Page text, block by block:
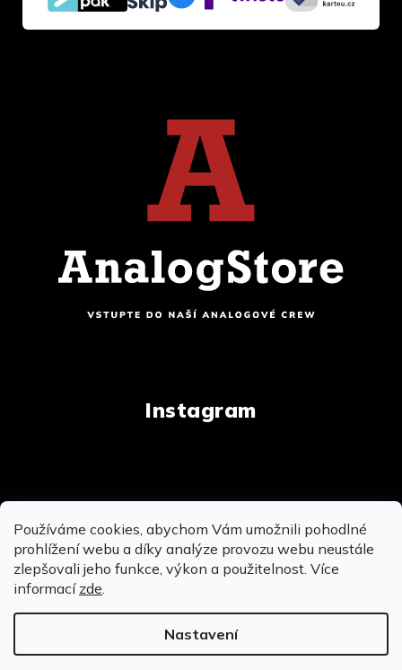
Používáme cookies, abychom Vám umožnili pohodlné
prohlížení webu a díky analýze provozu webu neustále
zlepšovali jeho funkce, výkon a použitelnost. Více
informací zde.
Nastavení
Instagram
Vytvořil Shoptet
vyhrazena.Upravit nastavení cookies